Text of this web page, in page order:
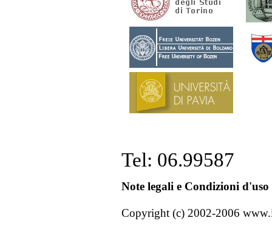
Tel: 06.99587
Note legali e Condizioni d'uso
Copyright (c) 2002-2006